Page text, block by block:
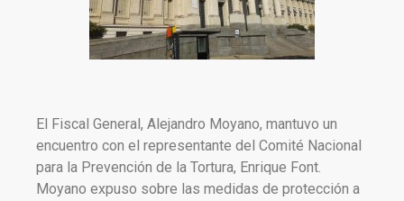
El Fiscal General, Alejandro Moyano, mantuvo un
encuentro con el representante del Comité Nacional
para la Prevención de la Tortura, Enrique Font.
Moyano expuso sobre las medidas de protección a